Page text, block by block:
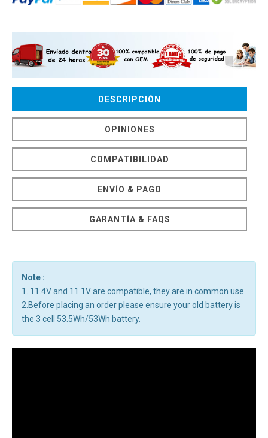
DESCRIPCIÓN
OPINIONES
COMPATIBILIDAD
ENVÍO & PAGO
GARANTÍA & FAQS
Note :
1. 11.4V and 11.1V are compatible, they are in common use.
2.Before placing an order please ensure your old battery is
the 3 cell 53.5Wh/53Wh battery.